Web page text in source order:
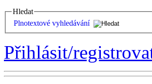
Hledat
Plnotextové vyhledávání
Přihlásit/